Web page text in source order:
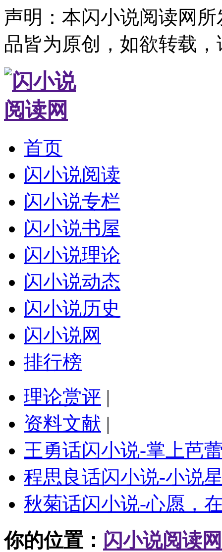
声明：本闪小说阅读网
品皆为原创，如欲转载
首页
闪小说阅读
闪小说专栏
闪小说书屋
闪小说理论
闪小说动态
闪小说历史
闪小说网
排行榜
理论赏评 |
资料文献 |
王勇话闪小说-掌上芭
程思良话闪小说-小说
秋菊话闪小说-心愿，
你的位置： 闪小说阅读网